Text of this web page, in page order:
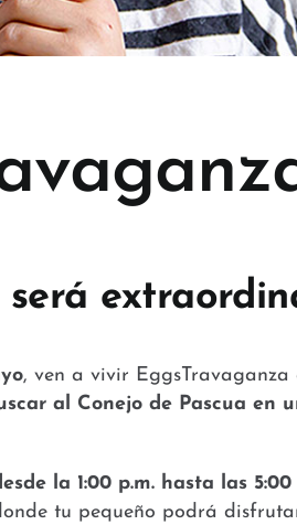
será
, ven a vivir
al Conejo de Pascua en
la 1:00 p.m. hasta las 5:00
tu pequeño podrá